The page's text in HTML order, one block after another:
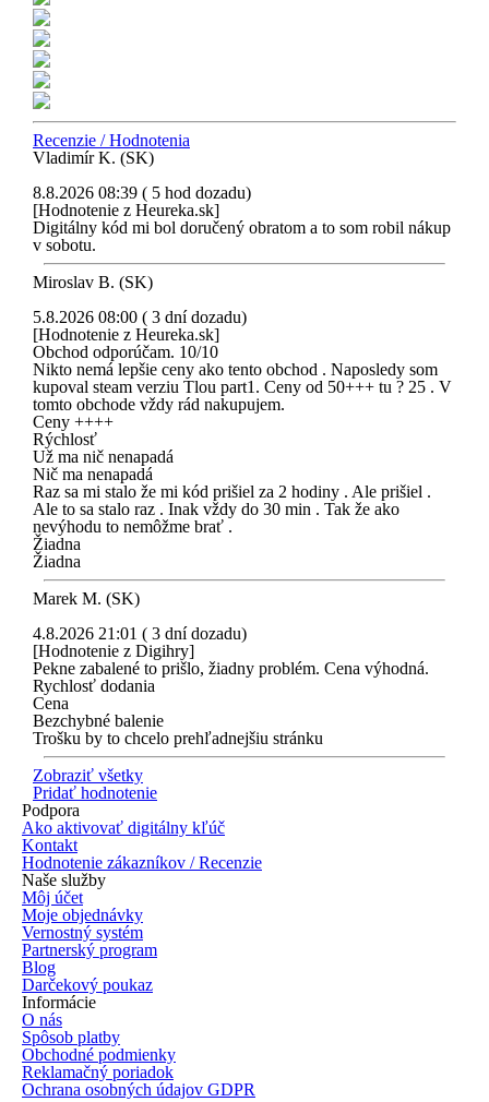
Recenzie / Hodnotenia
Vladimír K. (SK)
8.8.2026 08:39 ( 5 hod dozadu)
[Hodnotenie z Heureka.sk]
Digitálny kód mi bol doručený obratom a to som robil nákup
v sobotu.
Miroslav B. (SK)
5.8.2026 08:00 ( 3 dní dozadu)
[Hodnotenie z Heureka.sk]
Obchod odporúčam. 10/10
Nikto nemá lepšie ceny ako tento obchod . Naposledy som
kupoval steam verziu Tlou part1. Ceny od 50+++ tu ? 25 . V
tomto obchode vždy rád nakupujem.
Ceny ++++
Rýchlosť
Už ma nič nenapadá
Nič ma nenapadá
Raz sa mi stalo že mi kód prišiel za 2 hodiny . Ale prišiel .
Ale to sa stalo raz . Inak vždy do 30 min . Tak že ako
nevýhodu to nemôžme brať .
Žiadna
Žiadna
Marek M. (SK)
4.8.2026 21:01 ( 3 dní dozadu)
[Hodnotenie z Digihry]
Pekne zabalené to prišlo, žiadny problém. Cena výhodná.
Rychlosť dodania
Cena
Bezchybné balenie
Trošku by to chcelo prehľadnejšiu stránku
Zobraziť všetky
Pridať hodnotenie
Podpora
Ako aktivovať digitálny kľúč
Kontakt
Hodnotenie zákazníkov / Recenzie
Naše služby
Môj účet
Moje objednávky
Vernostný systém
Partnerský program
Blog
Darčekový poukaz
Informácie
O nás
Spôsob platby
Obchodné podmienky
Reklamačný poriadok
Ochrana osobných údajov GDPR